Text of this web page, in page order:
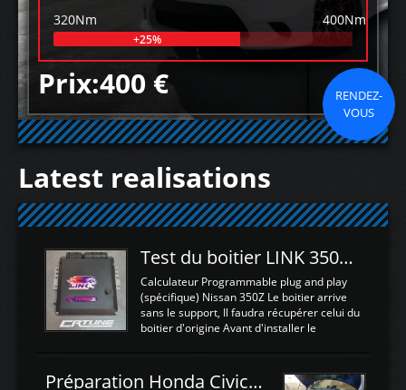
320Nm 400Nm
+25%
Prix:400 €
RENDEZ-
VOUS
Latest realisations
Test du boitier LINK 350Z Plugin ECU
Calculateur Programmable plug and play
(spécifique) Nissan 350Z Le boitier arrive
sans le support, Il faudra récupérer celui du
boitier d'origine Avant d'installer le
d'envoyer l'information de la large bande
Préparation Honda Civic Type R FK2